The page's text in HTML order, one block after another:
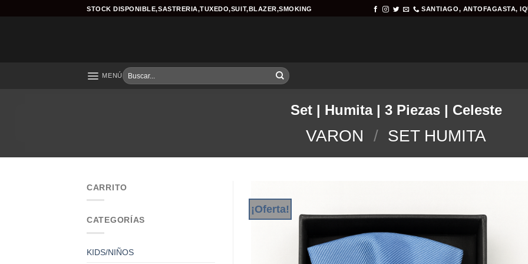
STOCK DISPONIBLE,SASTRERIA,TUXEDO,SUIT,BLAZER,SMOKING SANTIAGO, ANTOFAGASTA,
MENÚ
Buscar
por:
Set | Humita | 3 Piezas | Celeste
VARON / SET HUMITA
CARRITO
CATEGORÍAS
KIDS/NIÑOS
¡Oferta!